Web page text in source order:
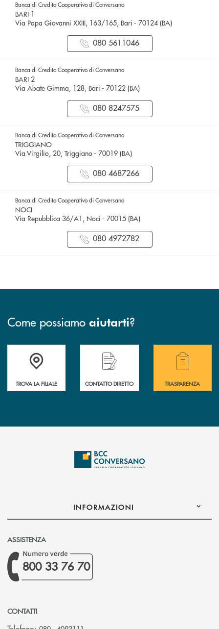
Banca di Credito Cooperativo di Conversano
BARI 1
Via Papa Giovanni XXIII, 163/165, Bari - 70124 (BA)
080 5611046
Banca di Credito Cooperativo di Conversano
BARI 2
Via Abate Gimma, 128, Bari - 70122 (BA)
080 8247575
Banca di Credito Cooperativo di Conversano
TRIGGIANO
Via Virgilio, 20, Triggiano - 70019 (BA)
080 4687266
Banca di Credito Cooperativo di Conversano
NOCI
Via Repubblica 36/A1, Noci - 70015 (BA)
080 4972782
Come possiamo aiutarti?
Accedi all' elenco completo delle filiali della Bcc.
TROVA LA FILIALE
Hai bisogno di assistenza immediata?
CONTATTO DIRETTO
Hai bisogno di
TRASPARENZA
INFORMAZIONI
ASSISTENZA
800 33 76 70
CONTATTI